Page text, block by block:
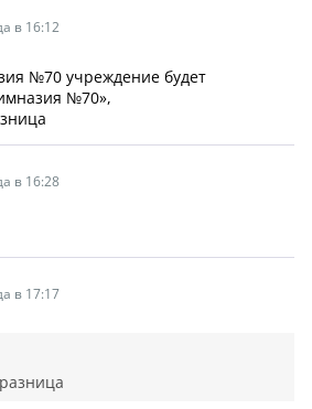
в 16:12
№70 учреждение будет
№70»,
в 16:28
в 17:17